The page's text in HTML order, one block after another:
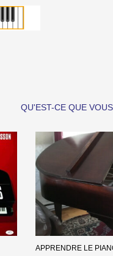
QU'EST-CE QUE
APPRENDRE LE